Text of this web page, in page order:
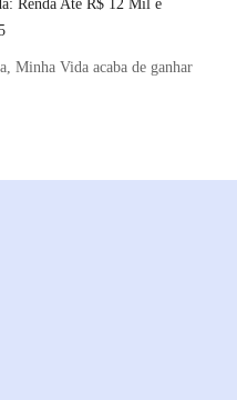
Renda Até R$ 12 Mil e
Minha Vida acaba de ganhar